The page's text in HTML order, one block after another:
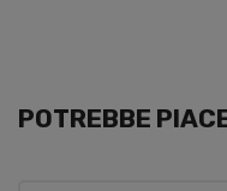
POTREBBE